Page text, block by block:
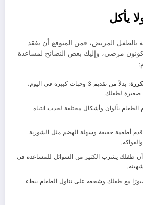
يأكل
بالطفل المريض، فمن المتوقع أن يفقد
مرضى، وإليك بعض النصائح لمساعدة
: بدلاً من تقديم 3 وجبات كبيرة في اليوم،
الطعام بألوان وأشكال مختلفة لجذب انتباه
أطعمة خفيفة وسهلة الهضم مثل الشوربة
طفلك يشرب الكثير من السوائل للمساعدة في
مع طفلك وشجعه على تناول الطعام ببطء